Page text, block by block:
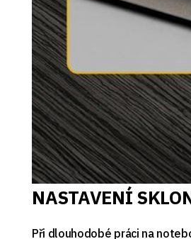
NASTAVENÍ
Při dlouhodobé práci na